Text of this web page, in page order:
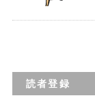
読者登録